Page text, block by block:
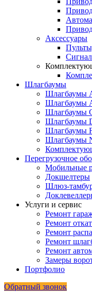
Аксессуары
Шлагбаумы
Шлагбаумы
Шлагбаумы
Шлагбаумы
Шлагбаумы
Шлагбаумы
Шлагбаумы
Перегрузочное
Мобильные
Докшелтеры
Шлюз-
Услуги и сервис
Ремонт
Ремонт
Ремонт
Ремонт
Ремонт
Замеры
Портфолио
Обратный звонок